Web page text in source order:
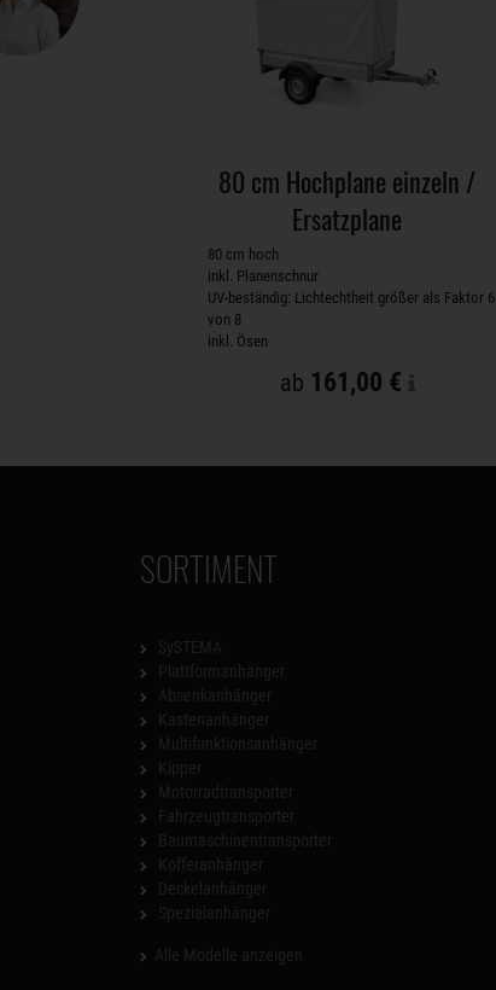
80 cm Hochplane einzeln /
Ersatzplane
80 cm hoch
inkl. Planenschnur
UV-beständig: Lichtechtheit größer als Faktor 6
von 8
inkl. Ösen
ab 161,00 €
SORTIMENT